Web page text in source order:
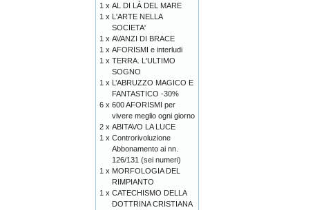
1 x AL DI LÀ DEL MARE
1 x L'ARTE NELLA
SOCIETA'
1 x AVANZI DI BRACE
1 x AFORISMI e interludi
1 x TERRA. L'ULTIMO
SOGNO
1 x L’ABRUZZO MAGICO E
FANTASTICO -30%
6 x 600 AFORISMI per
vivere meglio ogni giorno
2 x ABITAVO LA LUCE
1 x Controrivoluzione
Abbonamento ai nn.
126/131 (sei numeri)
1 x MORFOLOGIA DEL
RIMPIANTO
1 x CATECHISMO DELLA
DOTTRINA CRISTIANA